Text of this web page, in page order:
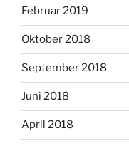
Februar 2019
Oktober 2018
September 2018
Juni 2018
April 2018